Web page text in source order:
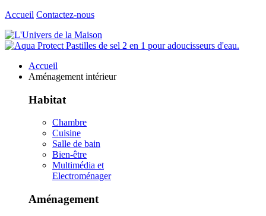
Accueil Contactez-nous
Accueil
Aménagement intérieur
Habitat
Chambre
Cuisine
Salle de bain
Bien-être
Multimédia et
Electroménager
Aménagement